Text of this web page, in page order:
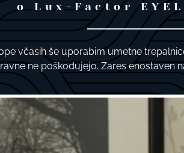
o Lux-Factor
včasih še uporabim umetne
ne poškodujejo. Zares enostaven